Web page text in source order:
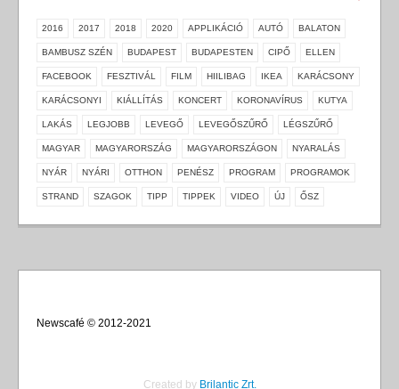
2016 2017 2018 2020 APPLIKÁCIÓ AUTÓ BALATON
BAMBUSZ SZÉN BUDAPEST BUDAPESTEN CIPŐ ELLEN
FACEBOOK FESZTIVÁL FILM HIILIBAG IKEA KARÁCSONY
KARÁCSONYI KIÁLLÍTÁS KONCERT KORONAVÍRUS KUTYA
LAKÁS LEGJOBB LEVEGŐ LEVEGŐSZŰRŐ LÉGSZŰRŐ
MAGYAR MAGYARORSZÁG MAGYARORSZÁGON NYARALÁS
NYÁR NYÁRI OTTHON PENÉSZ PROGRAM PROGRAMOK
STRAND SZAGOK TIPP TIPPEK VIDEO ÚJ ŐSZ
Newscafé © 2012-2021
Created by Brilantic Zrt.